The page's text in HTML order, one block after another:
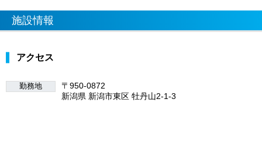
施設情報
アクセス
勤務地
〒950-0872
新潟県 新潟市東区 牡丹山2-1-3